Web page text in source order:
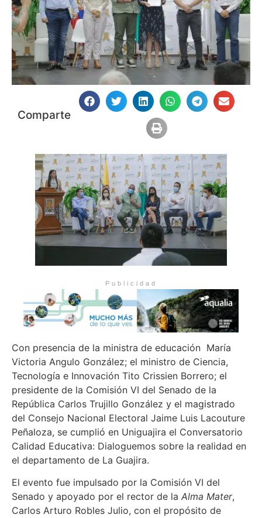
Comparte
Publicidad
Con presencia de la ministra de educación María
Victoria Angulo González; el ministro de Ciencia,
Tecnología e Innovación Tito Crissien Borrero; el
presidente de la Comisión VI del Senado de la
República Carlos Trujillo González y el magistrado
del Consejo Nacional Electoral Jaime Luis Lacouture
Peñaloza, se cumplió en Uniguajira el Conversatorio
Calidad Educativa: Dialoguemos sobre la realidad en
el departamento de La Guajira.
El evento fue impulsado por la Comisión VI del
Senado y apoyado por el rector de la Alma Mater,
Carlos Arturo Robles Julio, con el propósito de